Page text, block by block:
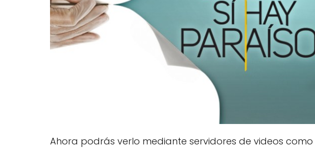
Ahora podrás verlo mediante servidores de videos como